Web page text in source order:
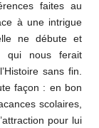
faites au
à une intrigue
ne débute et
qui nous ferait
sans fin.
façon : en bon
scolaires,
pour lui